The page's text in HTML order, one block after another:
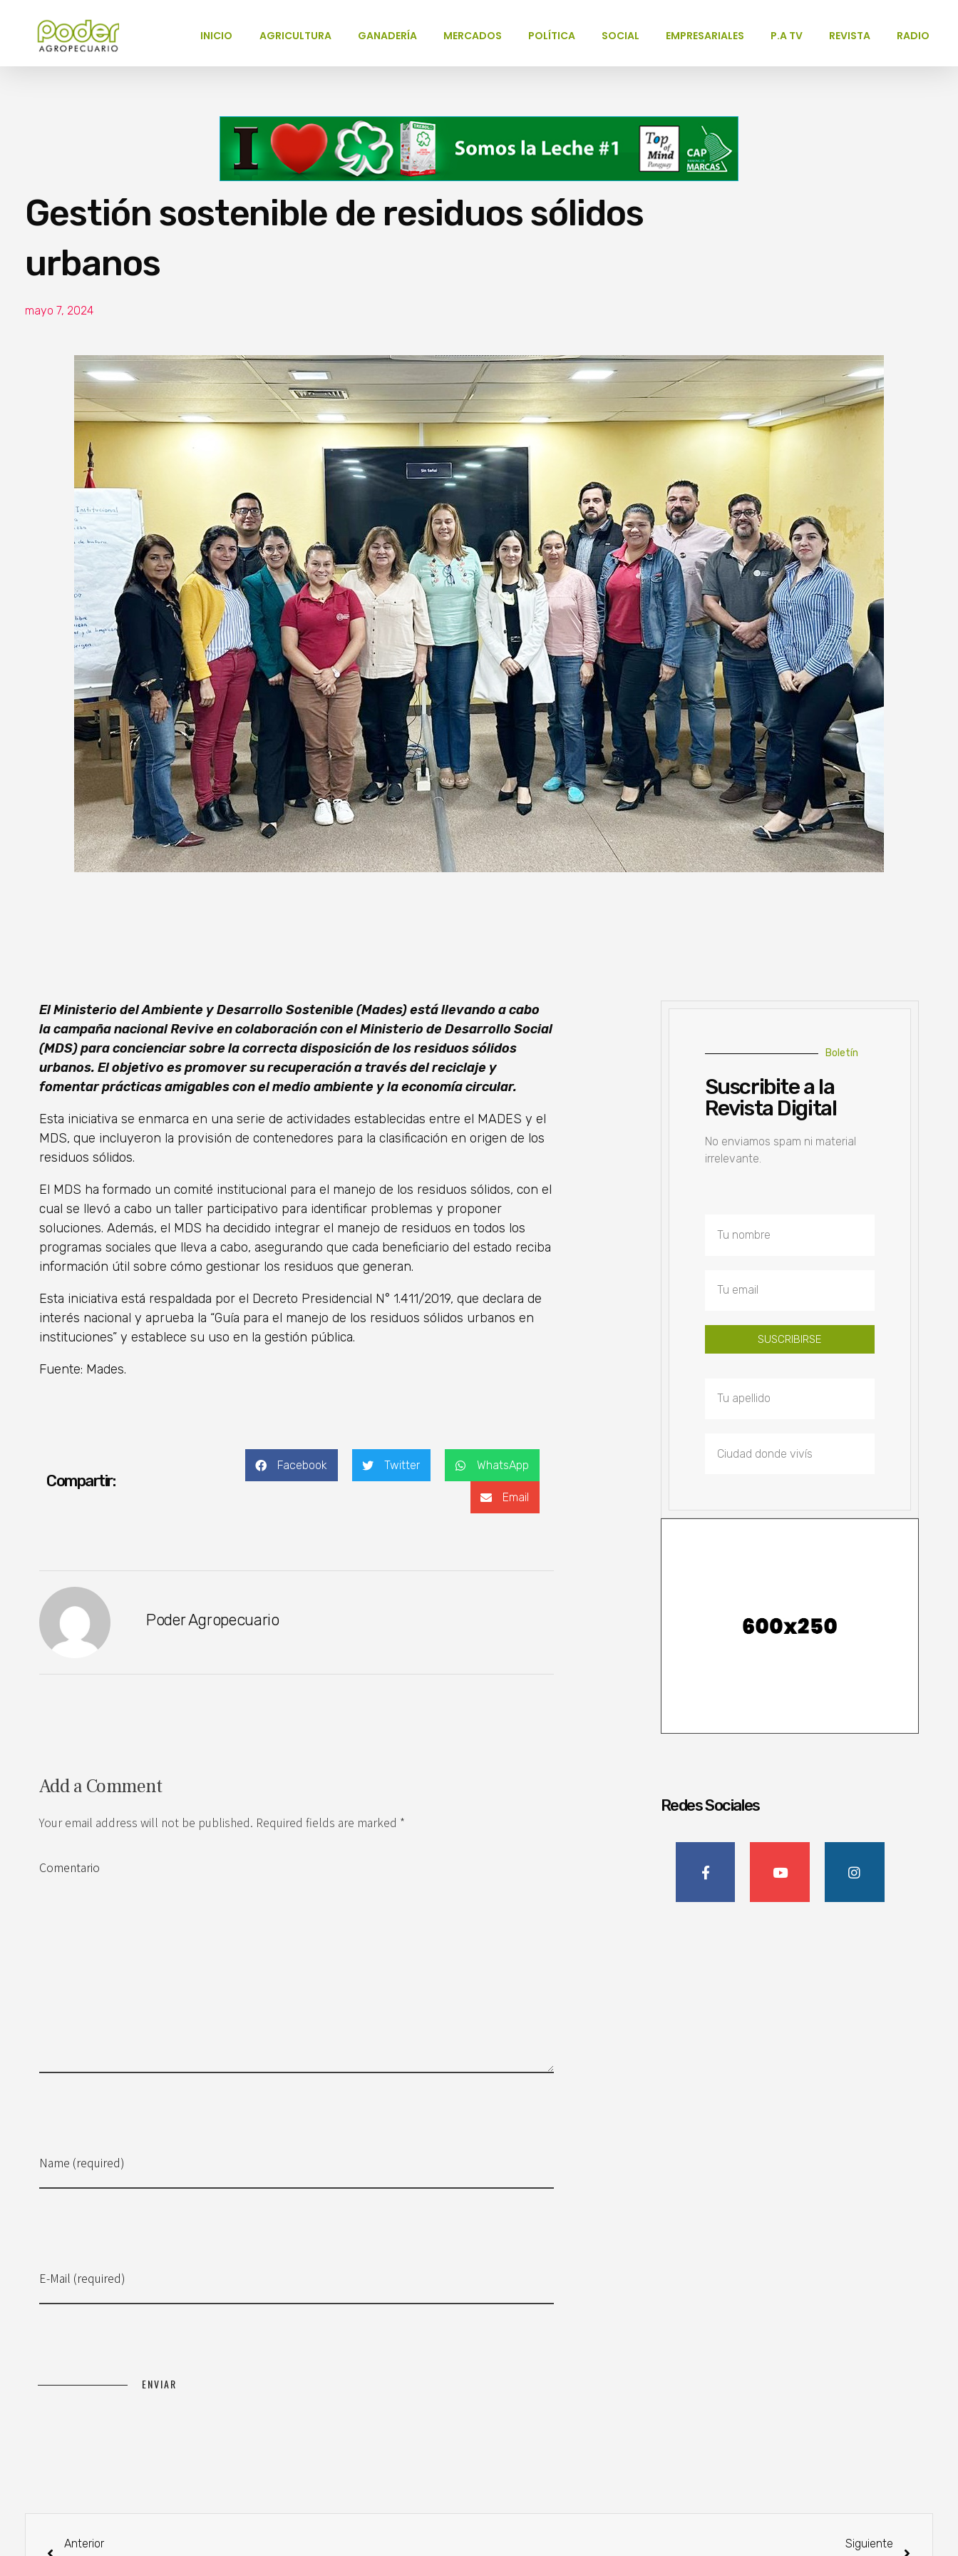
INICIO AGRICULTURA GANADERÍA MERCADOS POLÍTICA SOCIAL EMPRESARIALES P.A TV REVISTA RADIO
Gestión sostenible de residuos sólidos
urbanos
mayo 7, 2024
El Ministerio del Ambiente y Desarrollo Sostenible (Mades) está llevando a cabo
la campaña nacional Revive en colaboración con el Ministerio de Desarrollo Social
(MDS) para concienciar sobre la correcta disposición de los residuos sólidos
urbanos. El objetivo es promover su recuperación a través del reciclaje y
fomentar prácticas amigables con el medio ambiente y la economía circular.
Esta iniciativa se enmarca en una serie de actividades establecidas entre el MADES y el
MDS, que incluyeron la provisión de contenedores para la clasificación en origen de los
residuos sólidos.
El MDS ha formado un comité institucional para el manejo de los residuos sólidos, con el
cual se llevó a cabo un taller participativo para identificar problemas y proponer
soluciones. Además, el MDS ha decidido integrar el manejo de residuos en todos los
programas sociales que lleva a cabo, asegurando que cada beneficiario del estado reciba
información útil sobre cómo gestionar los residuos que generan.
Esta iniciativa está respaldada por el Decreto Presidencial N° 1.411/2019, que declara de
interés nacional y aprueba la “Guía para el manejo de los residuos sólidos urbanos en
instituciones” y establece su uso en la gestión pública.
Fuente: Mades.
Compartir:
Facebook Twitter WhatsApp
Email
Poder Agropecuario
Add a Comment
Your email address will not be published. Required fields are marked *
Name (required)
E-Mail (required)
Comentario
Boletín
Suscribite a la
Revista Digital
No enviamos spam ni material
irrelevante.
SUSCRIBIRSE
Redes Sociales
Anterior Siguiente